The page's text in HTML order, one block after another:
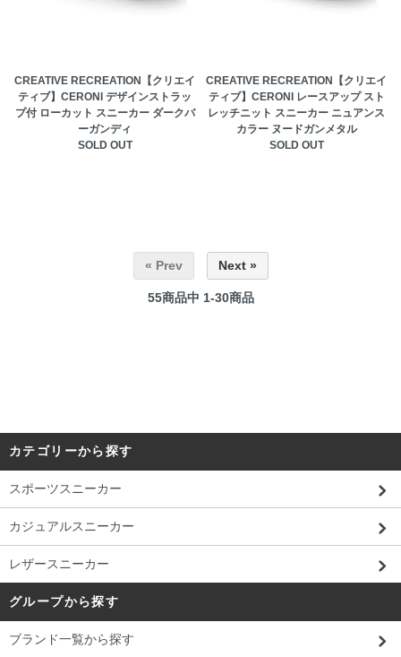
CREATIVE RECREATION【クリエイ
ティブ】CERONI デザインストラッ
プ付 ローカット スニーカー ダークバ
ーガンディ
SOLD OUT
CREATIVE RECREATION【クリエイ
ティブ】CERONI レースアップ スト
レッチニット スニーカー ニュアンス
カラー ヌードガンメタル
SOLD OUT
« Prev Next »
55商品中 1-30商品
カテゴリーから探す
スポーツスニーカー
カジュアルスニーカー
レザースニーカー
グループから探す
ブランド一覧から探す